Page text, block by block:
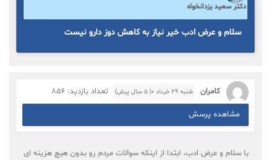
دکتر سعید یزدانخواه
سلام و عرض ادب خیر نیاز به کاهش دوز دارو نیست
کامران شنبه ۲۹ خرداد ۰( 5 سال پیش) تعداد بازدید: 856
مشاهده پرسش
با سلام و عرض ادب، ابتدا از اینکه سوالات مردم رو بدون هیچ هزینه ای